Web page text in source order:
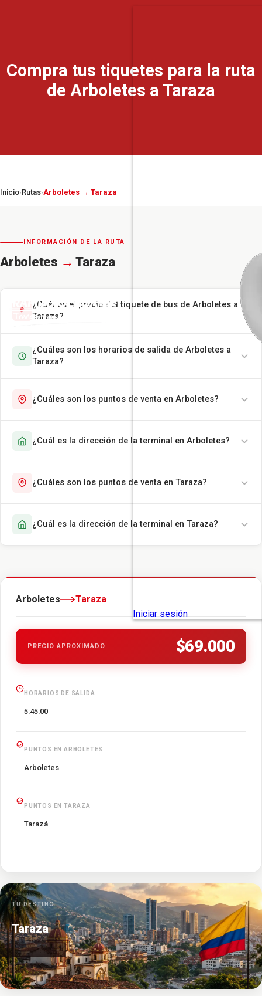
Compra tus tiquetes para la ruta
de Arboletes a Taraza
Inicio›Rutas›Arboletes → Taraza
INFORMACIÓN DE LA RUTA
Arboletes → Taraza
¿Cuál es el precio del tiquete de bus de Arboletes a
Taraza?
¿Cuáles son los horarios de salida de Arboletes a
Taraza?
¿Cuáles son los puntos de venta en Arboletes?
¿Cuál es la dirección de la terminal en Arboletes?
¿Cuáles son los puntos de venta en Taraza?
¿Cuál es la dirección de la terminal en Taraza?
Arboletes Taraza
PRECIO APROXIMADO $69.000
HORARIOS DE SALIDA
5:45:00
PUNTOS EN ARBOLETES
Arboletes
PUNTOS EN TARAZA
Tarazá
TU DESTINO
Taraza